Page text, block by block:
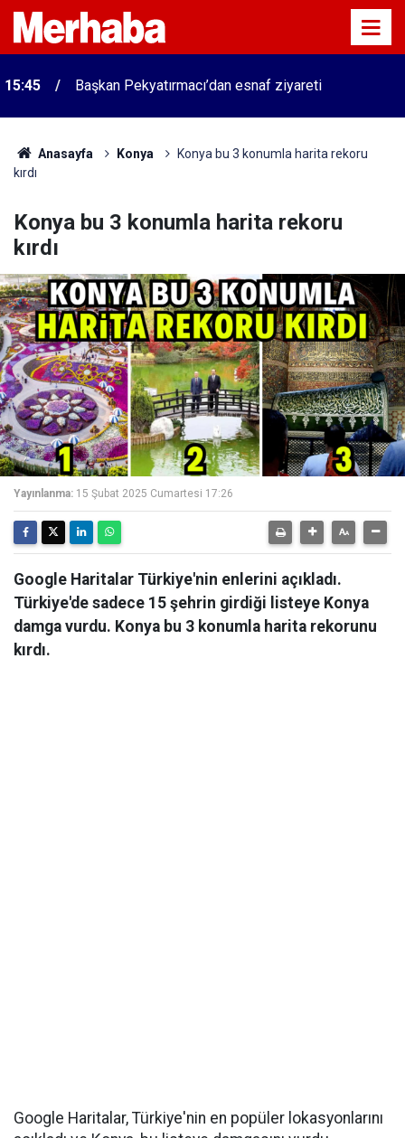
15:45 Başkan Pekyatırmacı’dan esnaf ziyareti
Anasayfa Konya
Konya bu 3 konumla harita rekoru
kırdı
Konya bu 3 konumla harita rekoru
kırdı
Yayınlanma: 15 Şubat 2025 Cumartesi 17:26
Google Haritalar Türkiye'nin enlerini açıkladı.
Türkiye'de sadece 15 şehrin girdiği listeye Konya
damga vurdu. Konya bu 3 konumla harita rekorunu
kırdı.
Google Haritalar, Türkiye'nin en popüler lokasyonlarını